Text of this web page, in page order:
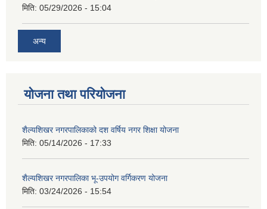
मिति: 05/29/2026 - 15:04
अन्य
योजना तथा परियोजना
शैल्यशिखर नगरपालिकाको दश वर्षिय नगर शिक्षा योजना
मिति: 05/14/2026 - 17:33
शैल्यशिखर नगरपालिका भू-उपयोग वर्गिकरण योजना
मिति: 03/24/2026 - 15:54